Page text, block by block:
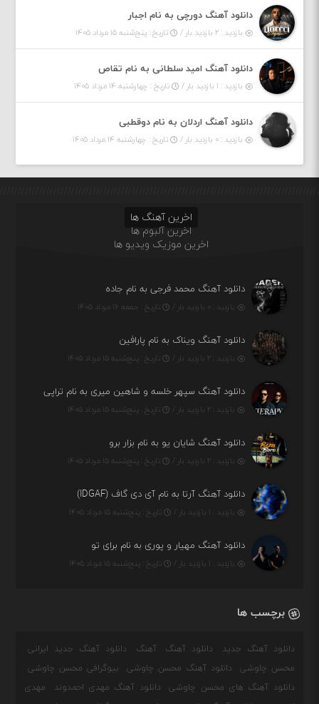
دانلود آهنگ دورچی به نام اجبار
بازدید : ۲ بازدید بار / تاریخ : پنج‌شنبه ۱۵ مرداد ۱۴۰۵
دانلود آهنگ امید سلطانی به نام تقاص
بازدید : ۱ بازدید بار / تاریخ : چهارشنبه ۱۴ مرداد ۱۴۰۵
دانلود آهنگ اردلان به نام دوقطبی
بازدید : ۰ بازدید بار / تاریخ : چهارشنبه ۱۴ مرداد ۱۴۰۵
اخرین آهنگ ها
اخرین آلبوم ها
اخرین موزیک ویدیو ها
دانلود آهنگ محمد فرجی به نام جاده
بازدید : ۰ بازدید بار / تاریخ : جمعه ۱۶ مرداد ۱۴۰۵
دانلود آهنگ ویناک به نام پارافین
بازدید : ۲ بازدید بار / تاریخ : پنج‌شنبه ۱۵ مرداد ۱۴۰۵
دانلود آهنگ سپهر خلسه و شاهین میری به نام تراپی
بازدید : ۲ بازدید بار / تاریخ : پنج‌شنبه ۱۵ مرداد ۱۴۰۵
دانلود آهنگ شایان یو به نام بزار برو
بازدید : ۲ بازدید بار / تاریخ : پنج‌شنبه ۱۵ مرداد ۱۴۰۵
دانلود آهنگ آرتا به نام آی دی گاف (IDGAF)
بازدید : ۱ بازدید بار / تاریخ : پنج‌شنبه ۱۵ مرداد ۱۴۰۵
دانلود آهنگ مهیار و پوری به نام برای تو
بازدید : ۱ بازدید بار / تاریخ : پنج‌شنبه ۱۵ مرداد ۱۴۰۵
برچسب ها
دانلود آهنگ جدید دانلود آهنگ آهنگ
دانلود آهنگ جدید ایرانی
محسن چاوشی
دانلود آهنگ محسن چاوشی
بیوگرافی محسن چاوشی
دانلود آهنگ های محسن چاوشی
دانلود آهنگ مهدی احمدوند
مهدی